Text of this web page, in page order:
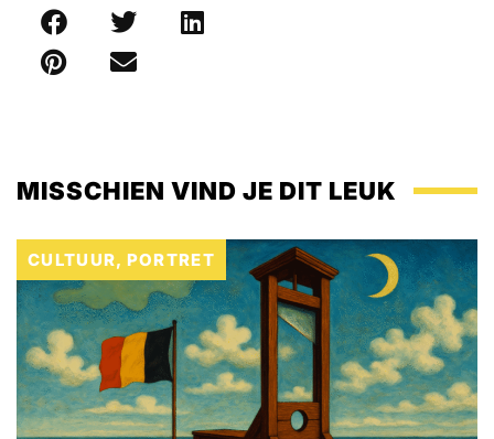
MISSCHIEN VIND JE DIT LEUK
CULTUUR, PORTRET